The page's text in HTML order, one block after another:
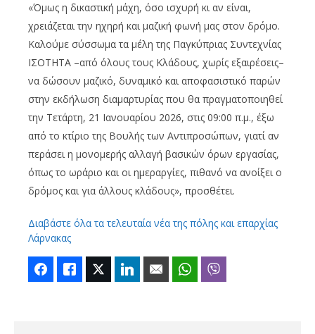
«Όμως η δικαστική μάχη, όσο ισχυρή κι αν είναι,
χρειάζεται την ηχηρή και μαζική φωνή μας στον δρόμο.
Καλούμε σύσσωμα τα μέλη της Παγκύπριας Συντεχνίας
ΙΣΟΤΗΤΑ –από όλους τους Κλάδους, χωρίς εξαιρέσεις–
να δώσουν μαζικό, δυναμικό και αποφασιστικό παρών
στην εκδήλωση διαμαρτυρίας που θα πραγματοποιηθεί
την Τετάρτη, 21 Ιανουαρίου 2026, στις 09:00 π.μ., έξω
από το κτίριο της Βουλής των Αντιπροσώπων, γιατί αν
περάσει η μονομερής αλλαγή βασικών όρων εργασίας,
όπως το ωράριο και οι ημεραργίες, πιθανό να ανοίξει ο
δρόμος και για άλλους κλάδους», προσθέτει.
Διαβάστε όλα τα τελευταία νέα της πόλης και επαρχίας
Λάρνακας
FacebookLike Twitter LinkedIn Email WhatsApp